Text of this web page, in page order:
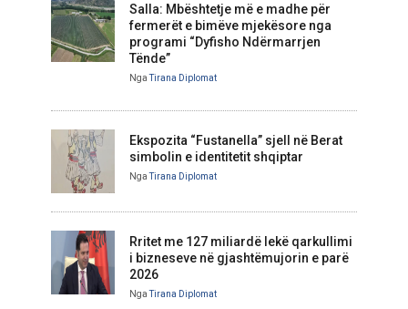
Salla: Mbështetje më e madhe për
fermerët e bimëve mjekësore nga
programi “Dyfisho Ndërmarrjen
Tënde”
NgaTirana Diplomat
Ekspozita “Fustanella” sjell në Berat
simbolin e identitetit shqiptar
NgaTirana Diplomat
Rritet me 127 miliardë lekë qarkullimi
i bizneseve në gjashtëmujorin e parë
2026
NgaTirana Diplomat